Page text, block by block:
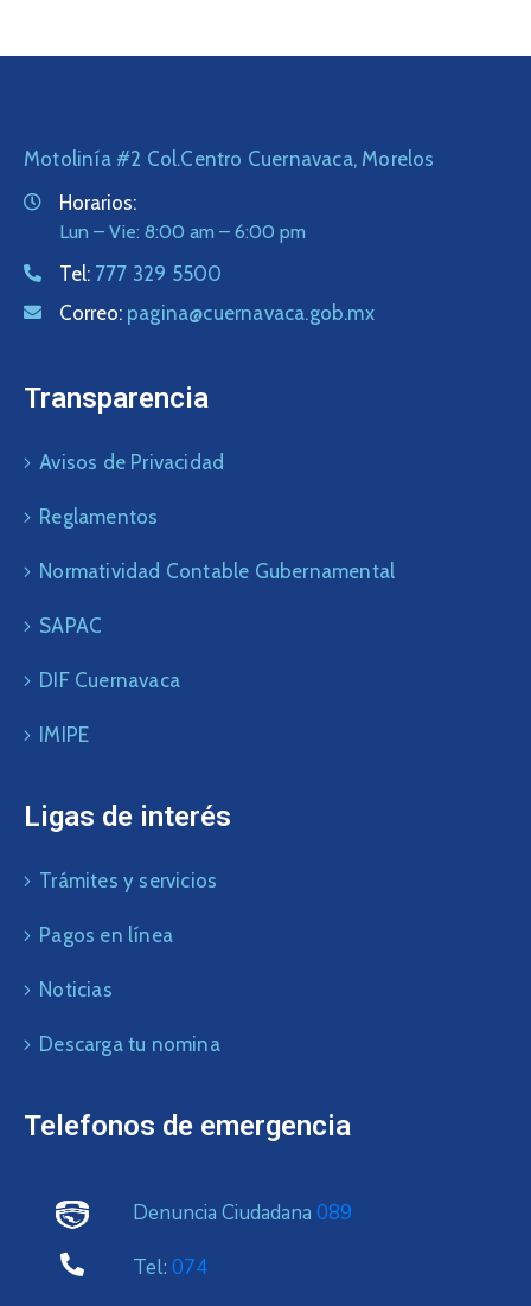
Motolinía #2 Col.Centro Cuernavaca, Morelos
Horarios:
Lun – Vie: 8:00 am – 6:00 pm
Tel: 777 329 5500
Correo: pagina@cuernavaca.gob.mx
Transparencia
Avisos de Privacidad
Reglamentos
Normatividad Contable Gubernamental
SAPAC
DIF Cuernavaca
IMIPE
Ligas de interés
Trámites y servicios
Pagos en línea
Noticias
Descarga tu nomina
Telefonos de emergencia
Denuncia Ciudadana 089
Tel: 074